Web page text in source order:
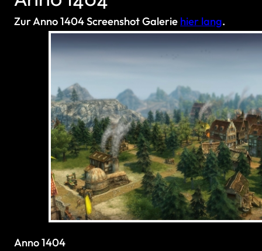
Zur Anno 1404 Screenshot Galerie hier lang.
Anno 1404